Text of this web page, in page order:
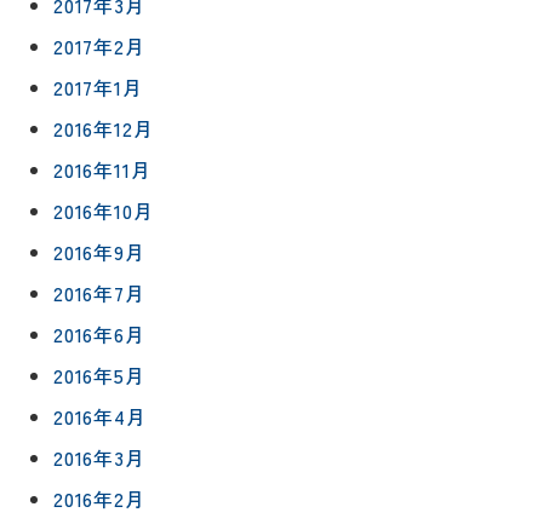
2017年2月
2017年1月
2016年12月
2016年11月
2016年10月
2016年9月
2016年7月
2016年6月
2016年5月
2016年4月
2016年3月
2016年2月